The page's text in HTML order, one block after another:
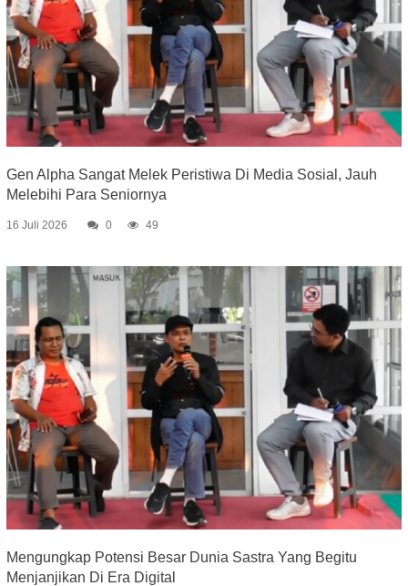
Gen Alpha Sangat Melek Peristiwa Di Media Sosial, Jauh
Melebihi Para Seniornya
16 Juli 2026 0 49
Mengungkap Potensi Besar Dunia Sastra Yang Begitu
Menjanjikan Di Era Digital